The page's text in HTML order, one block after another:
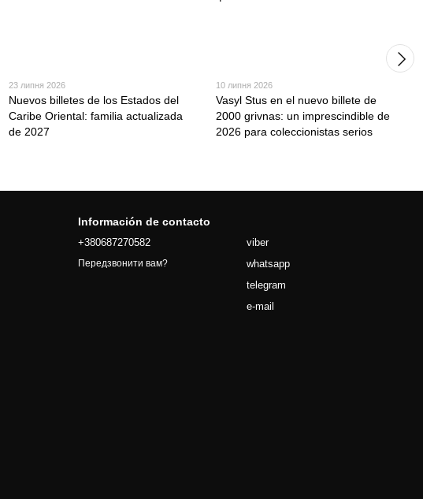
23 липня 2026
Nuevos billetes de los Estados del
Caribe Oriental: familia actualizada
de 2027
10 липня 2026
Vasyl Stus en el nuevo billete de
2000 grivnas: un imprescindible de
2026 para coleccionistas serios
Información de contacto
+380687270582
Передзвонити вам?
viber
whatsapp
telegram
e-mail